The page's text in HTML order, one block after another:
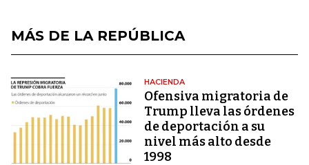
MÁS DE LA REPÚBLICA
HACIENDA
Ofensiva migratoria de
Trump lleva las órdenes
de deportación a su
nivel más alto desde
1998